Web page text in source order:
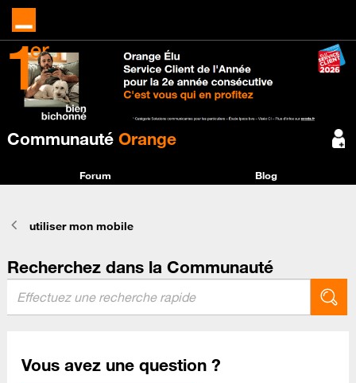
Communauté Orange
Forum Blog
utiliser mon mobile
Recherchez dans la Communauté
Vous avez une question ?